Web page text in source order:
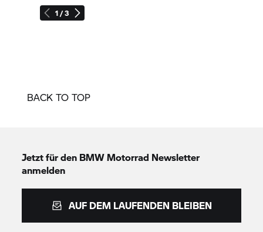
1 / 3
BACK TO TOP
Jetzt für den BMW Motorrad Newsletter
anmelden
AUF DEM LAUFENDEN BLEIBEN